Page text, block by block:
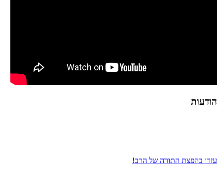
הודעות
עזרו בהפצת התורה של הרב!